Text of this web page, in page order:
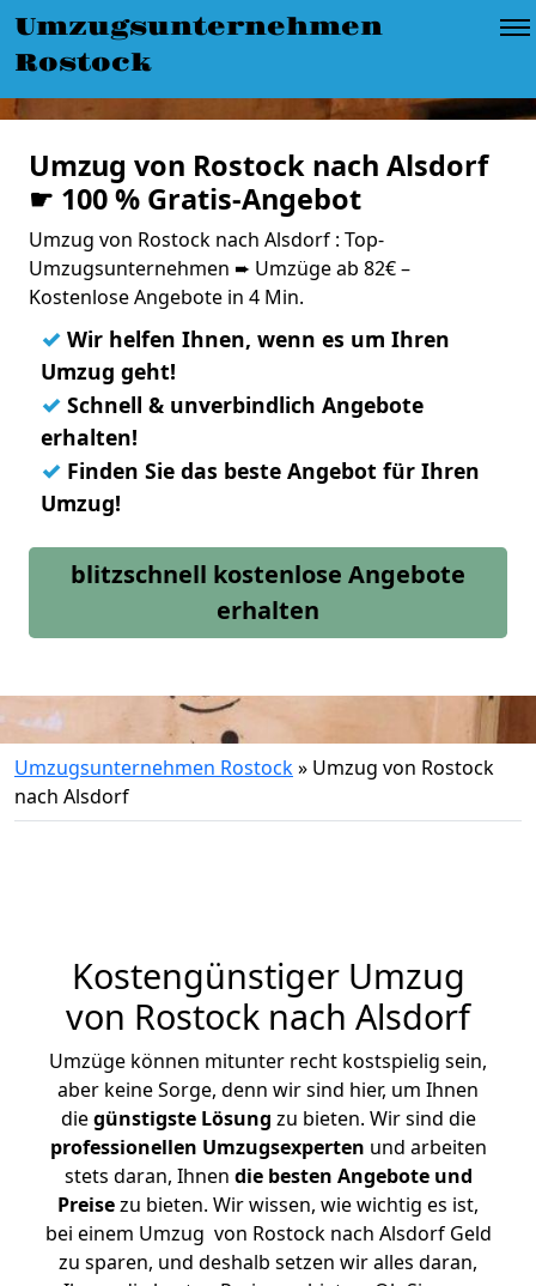
Umzugsunternehmen
Rostock
Umzug von Rostock nach Alsdorf
☛ 100 % Gratis-Angebot
Umzug von Rostock nach Alsdorf : Top-
Umzugsunternehmen ➨ Umzüge ab 82€ –
Kostenlose Angebote in 4 Min.
✓ Wir helfen Ihnen, wenn es um Ihren
Umzug geht!
✓ Schnell & unverbindlich Angebote
erhalten!
✓ Finden Sie das beste Angebot für Ihren
Umzug!
blitzschnell kostenlose Angebote
erhalten
Umzugsunternehmen Rostock» Umzug von Rostock
nach Alsdorf
Kostengünstiger Umzug
von Rostock nach Alsdorf
Umzüge können mitunter recht kostspielig sein,
aber keine Sorge, denn wir sind hier, um Ihnen
diegünstigste Lösung zu bieten. Wir sind die
professionellen Umzugsexperten und arbeiten
stets daran, Ihnen die besten Angebote und
Preisezu bieten. Wir wissen, wie wichtig es ist,
bei einem Umzug von Rostock nach Alsdorf Geld
zu sparen, und deshalb setzen wir alles daran,